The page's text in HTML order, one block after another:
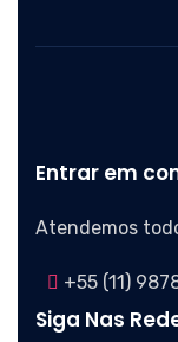
Entrar em
Atendemos
+55 (11)
Siga Nas